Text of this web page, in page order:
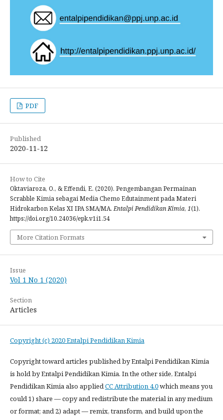
PDF
Published
2020-11-12
How to Cite
Oktaviaroza, O., & Effendi, E. (2020). Pengembangan Permainan
Scrabble Kimia sebagai Media Chemo Edutainment pada Materi
Hidrokarbon Kelas XI IPA SMA/MA.Entalpi Pendidikan Kimia, 1(1).
https://doi.org/10.24036/epk.v1i1.54
More Citation Formats
Issue
Vol 1 No 1 (2020)
Section
Articles
Copyright (c) 2020 Entalpi Pendidikan Kimia
Copyright toward articles published by Entalpi Pendidikan Kimia
is hold by Entalpi Pendidikan Kimia. In the other side, Entalpi
Pendidikan Kimia also appliedCC Attribution 4.0which means you
could 1) share — copy and redistribute the material in any medium
or format; and 2) adapt — remix, transform, and build upon the